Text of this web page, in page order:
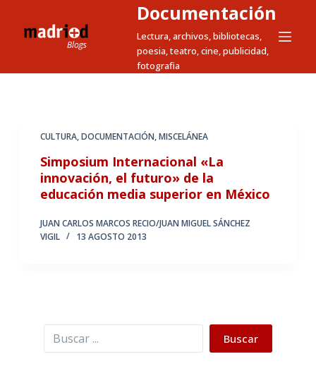
t
Documentación
Lectura, archivos, bibliotecas,
poesia, teatro, cine, publicidad,
fotografia
CULTURA,DOCUMENTACIÓN,MISCELÁNEA
Simposium Internacional «La
innovación, el futuro» de la
educación media superior en México
JUAN CARLOS MARCOS RECIO/JUAN MIGUEL SÁNCHEZ
VIGIL
13 AGOSTO 2013
Buscar Buscar